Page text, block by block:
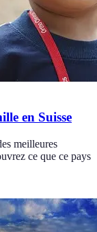
en Suisse
meilleures
ce que ce pays